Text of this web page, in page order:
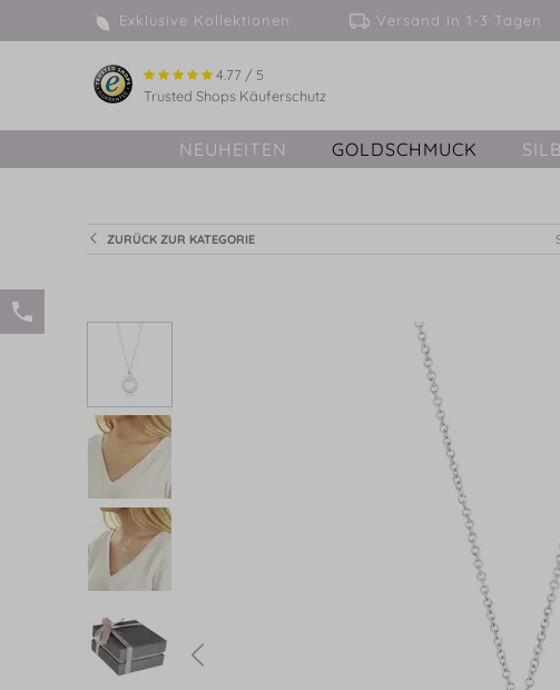
Exklusive Kollektionen Versand in 1-3
4.77 / 5
Trusted Shops Käuferschutz
NEUHEITEN GOLDSCHMUCK
ZURÜCK ZUR KATEGORIE